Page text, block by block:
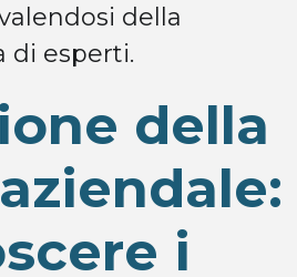
della
di esperti.
della
i